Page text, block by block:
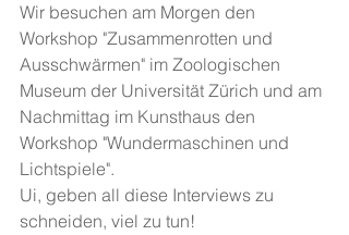
Wir besuchen am Morgen den
Workshop "Zusammenrotten und
Ausschwärmen" im Zoologischen
Museum der Universität Zürich und am
Nachmittag im Kunsthaus den
Workshop "Wundermaschinen und
Lichtspiele".
Ui, geben all diese Interviews zu
schneiden, viel zu tun!